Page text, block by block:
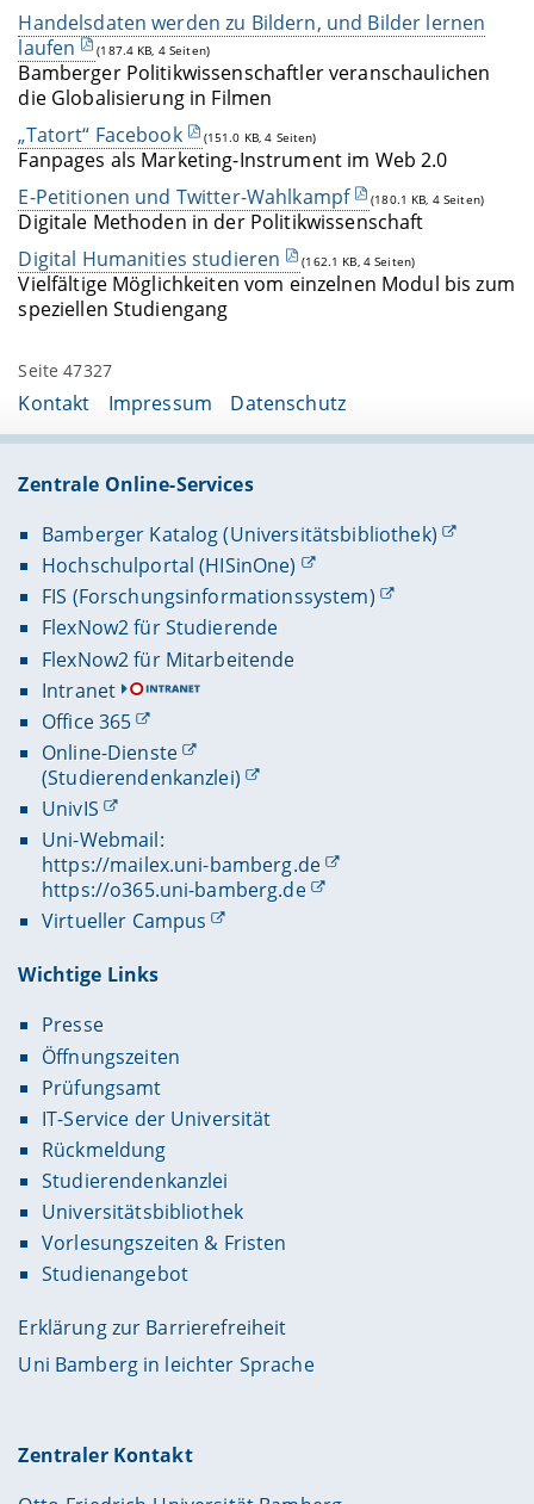
Handelsdaten werden zu Bildern, und Bilder lernen
laufen
(187.4 KB, 4 Seiten)
Bamberger Politikwissenschaftler veranschaulichen
die Globalisierung in Filmen
„Tatort“ Facebook
(151.0 KB, 4 Seiten)
Fanpages als Marketing-Instrument im Web 2.0
E-Petitionen und Twitter-Wahlkampf
(180.1 KB, 4 Seiten)
Digitale Methoden in der Politikwissenschaft
Digital Humanities studieren
(162.1 KB, 4 Seiten)
Vielfältige Möglichkeiten vom einzelnen Modul bis zum
speziellen Studiengang
Seite 47327
Kontakt Impressum Datenschutz
Zentrale Online-Services
Bamberger Katalog (Universitätsbibliothek)
Hochschulportal (HISinOne)
FIS (Forschungsinformationssystem)
FlexNow2 für Studierende
FlexNow2 für Mitarbeitende
Intranet
Office 365
Online-Dienste
(Studierendenkanzlei)
UnivIS
Uni-Webmail:
https://mailex.uni-bamberg.de
https://o365.uni-bamberg.de
Virtueller Campus
Wichtige Links
Presse
Öffnungszeiten
Prüfungsamt
IT-Service der Universität
Rückmeldung
Studierendenkanzlei
Universitätsbibliothek
Vorlesungszeiten & Fristen
Studienangebot
Erklärung zur Barrierefreiheit
Uni Bamberg in leichter Sprache
Zentraler Kontakt